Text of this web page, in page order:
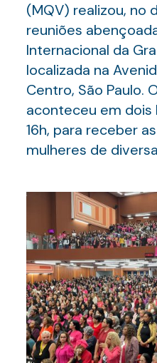
(MQV) realizou, no
reuniões
Internacional da
localizada na
Centro, São Paulo.
aconteceu em dois
16h, para receber
mulheres de